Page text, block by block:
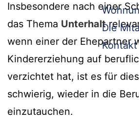
Die
Kontakt
Insbesondere nach einer
das Thema Unterhalt
wenn einer der Ehepartner
Kindererziehung auf
verzichtet hat, ist es für
schwierig, wieder in die
einzutauchen.